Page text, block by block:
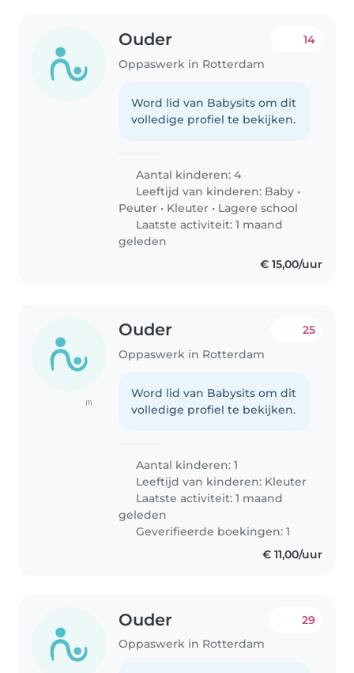
Ouder
Oppaswerk in Rotterdam
14
Word lid van Babysits om dit
volledige profiel te bekijken.
Aantal kinderen: 4
Leeftijd van kinderen: Baby •
Peuter • Kleuter • Lagere school
Laatste activiteit: 1 maand
geleden
€ 15,00/uur
(1)
Ouder
Oppaswerk in Rotterdam
25
Word lid van Babysits om dit
volledige profiel te bekijken.
Aantal kinderen: 1
Leeftijd van kinderen: Kleuter
Laatste activiteit: 1 maand
geleden
Geverifieerde boekingen: 1
€ 11,00/uur
Ouder
Oppaswerk in Rotterdam
29